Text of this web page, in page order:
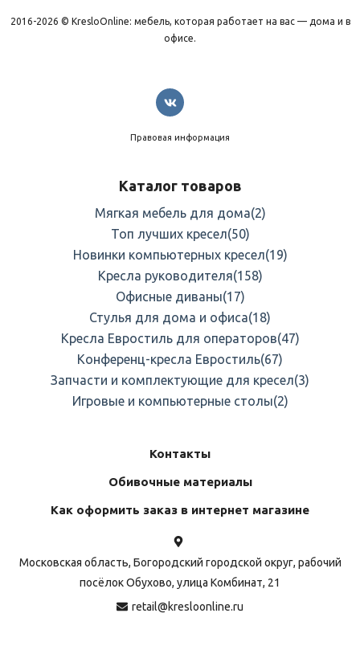
2016-2026 © KresloOnline: мебель, которая работает на вас — дома и в
офисе.
Правовая информация
Каталог товаров
Мягкая мебель для дома(2)
Топ лучших кресел(50)
Новинки компьютерных кресел(19)
Кресла руководителя(158)
Офисные диваны(17)
Стулья для дома и офиса(18)
Кресла Евростиль для операторов(47)
Конференц-кресла Евростиль(67)
Запчасти и комплектующие для кресел(3)
Игровые и компьютерные столы(2)
Контакты
Обивочные материалы
Как оформить заказ в интернет магазине
Московская область, Богородский городской округ, рабочий
посёлок Обухово, улица Комбинат, 21
retail@kresloonline.ru